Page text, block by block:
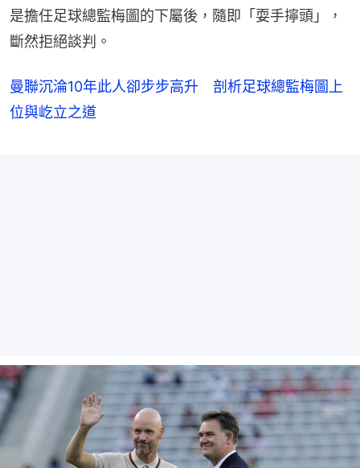
是擔任足球總監梅圖的下屬後，隨即「耍手擰頭」，
斷然拒絕談判。
曼聯沉淪10年此人卻步步高升 剖析足球總監梅圖上
位與屹立之道